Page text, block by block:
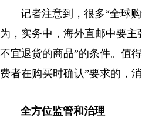
记者注意到，很多“全球购”
为，实务中，海外直邮中要
不宜退货的商品”的条件。值
费者在购买时确认”要求的，
全方位监管和治理